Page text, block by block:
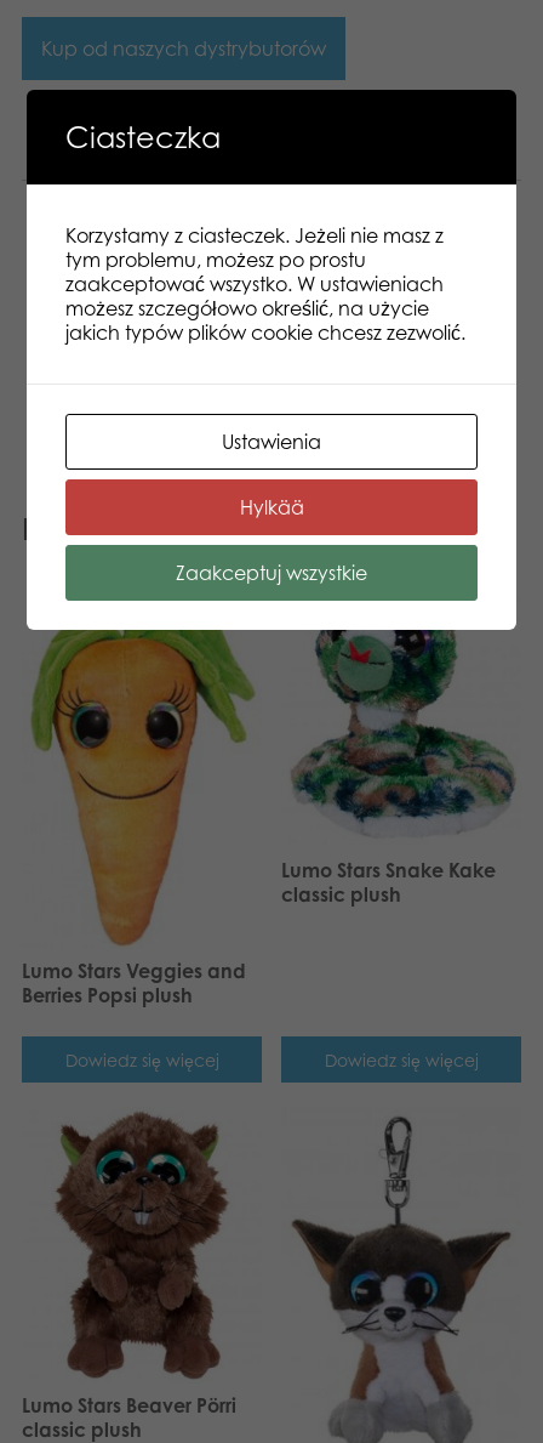
Kup od naszych dystrybutorów
Opis Informacje dodatkowe
Classic 15 cm. Pluszowe zwierzątko do
kolekcjonowania. Szczęśliwa, przytulna,
przyjazna, miła i urocza. Uśmiechamy się więcej!
Urocza kolekcja pluszów Northern Brights oparta
jest na prawdziwej nordyckiej naturze i dzikiej
mały, ale zawsze będę cię uszczęśliwiać, będąc
Podobne produkty
Lumo Stars Veggies and
Berries Popsi plush
Dowiedz się więcej
Lumo Stars Snake Kake
classic plush
Dowiedz się więcej
Lumo Stars Beaver Pörri
classic plush
Ciasteczka
Korzystamy z ciasteczek. Jeżeli nie masz z
tym problemu, możesz po prostu
zaakceptować wszystko. W ustawieniach
możesz szczegółowo określić, na użycie
jakich typów plików cookie chcesz zezwolić.
Ustawienia
Hylkää
Zaakceptuj wszystkie